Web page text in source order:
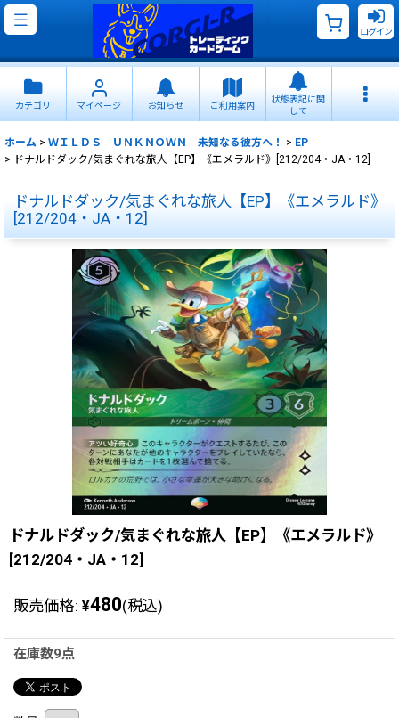
ログイン
カテゴリ マイページ お知らせ ご利用案内
状態表記に関
して
ホーム > ＷＩＬＤＳ ＵＮＫＮＯＷＮ 未知なる彼方へ！ > EP
> ドナルドダック/気まぐれな旅人【EP】《エメラルド》[212/204・JA・12]
ドナルドダック/気まぐれな旅人【EP】《エメラルド》
[212/204・JA・12]
ドナルドダック/気まぐれな旅人【EP】《エメラルド》
[212/204・JA・12]
販売価格: ¥480(税込)
在庫数9点